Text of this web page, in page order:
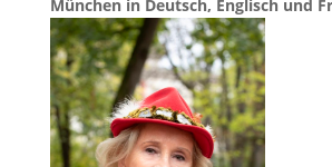
München in Deutsch, Englisch und